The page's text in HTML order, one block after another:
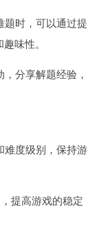
题时，可以通过提
味性。
分享解题经验，
难度级别，保持游
提高游戏的稳定